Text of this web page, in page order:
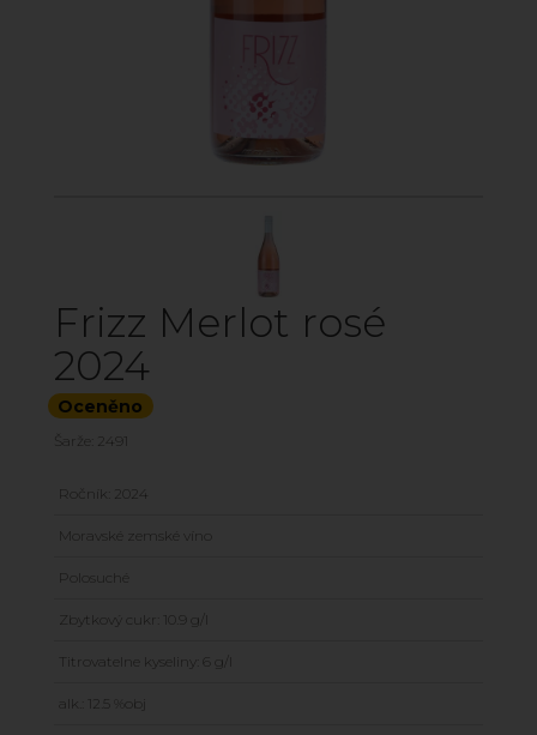
Frizz Merlot rosé
2024
Oceněno
Šarže: 2491
Ročník: 2024
Moravské zemské víno
Polosuché
Zbytkový cukr: 10.9 g/l
Titrovatelne kyseliny: 6 g/l
alk.: 12.5 %obj